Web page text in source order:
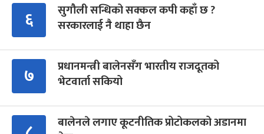
६
सुगौली सन्धिको सक्कल कपी कहाँ छ ?
सरकारलाई नै थाहा छैन
७
प्रधानमन्त्री बालेनसँग भारतीय राजदूतको
भेटवार्ता सकियो
बालेनले लगाए कूटनीतिक प्रोटोकलको अडानमा